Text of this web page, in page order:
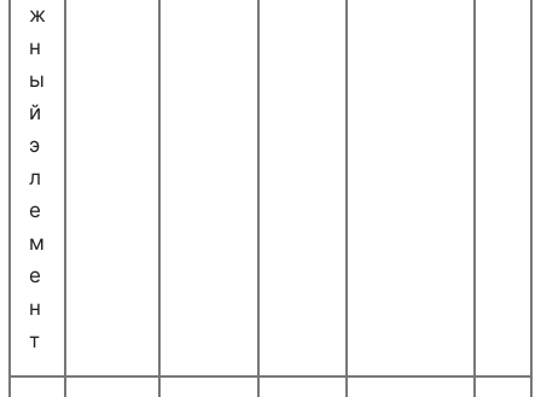
ж
н
ы
й
э
л
е
м
е
н
т